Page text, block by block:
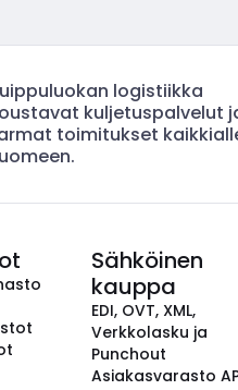
logistiikka
kuljetuspalvelut
toimitukset
Sähköinen
kauppa
EDI, OVT, XML,
Verkkolasku ja
Punchout
Asiakasvarasto